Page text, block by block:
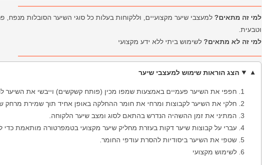
למי זה מתאים? למעצבי שיער מקצועיים, וללקוחות בעלות כל סוגי השיער הסובלות מנפח,
וטבעית.
למי זה לא מתאים? לשימוש ביתי ללא ידע מקצועי
הצג הוראות שימוש למעצבי שיער
חפפי את השיער פעמיים באמצעות שמפו מכין (פותח קשקשים) וייבשי את השיער
חלקי את השיער לקבוצות ומרחי את חומר ההחלקה באופן אחיד תוך שמירת מרחק
המתיני את זמן ההשהיה הנדרש בהתאם לסוג ומצב שיער הלקוחה.
עברי על קבוצות שיער דקות בעזרת מחליק שיער מקצועי בטמפרטורה מותאמת
שטפי את השיער ביסודיות להסרת עודפי החומר.
לשימוש מקצועי